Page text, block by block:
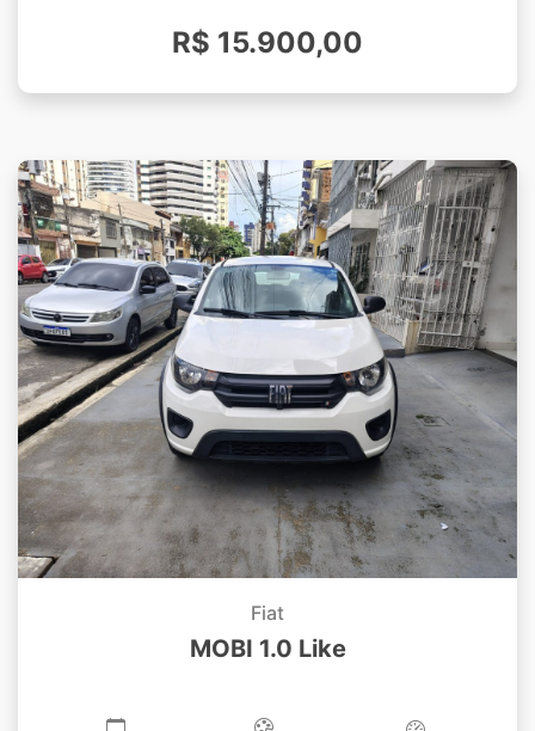
R$ 15.900,00
Fiat
MOBI 1.0 Like